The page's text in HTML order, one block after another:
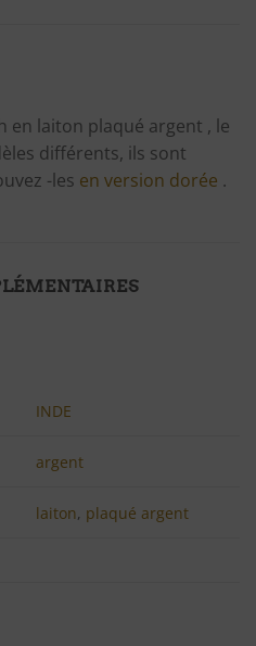
en laiton plaqué argent , le
différents, ils sont
-les en version dorée .
INDE
argent
laiton, plaqué argent